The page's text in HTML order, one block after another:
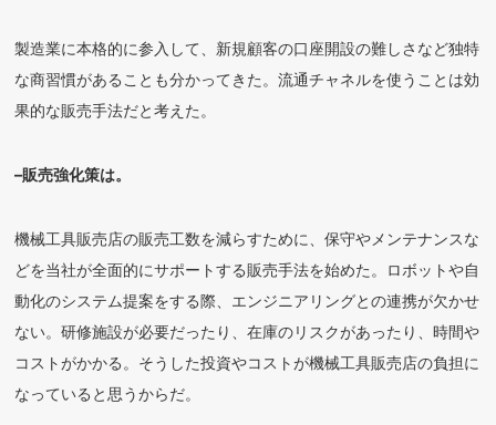
製造業に本格的に参入して、新規顧客の口座開設の難しさなど独特
な商習慣があることも分かってきた。流通チャネルを使うことは効
果的な販売手法だと考えた。
–販売強化策は。
機械工具販売店の販売工数を減らすために、保守やメンテナンスな
どを当社が全面的にサポートする販売手法を始めた。ロボットや自
動化のシステム提案をする際、エンジニアリングとの連携が欠かせ
ない。研修施設が必要だったり、在庫のリスクがあったり、時間や
コストがかかる。そうした投資やコストが機械工具販売店の負担に
なっていると思うからだ。